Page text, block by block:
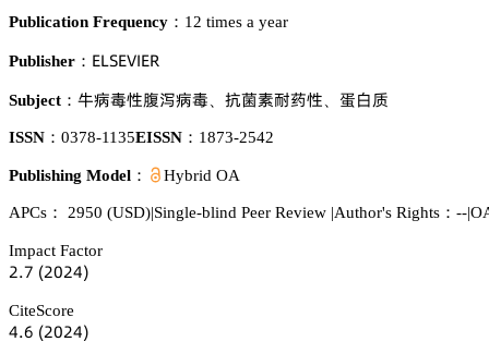
Publication Frequency： 12 times a year
Publisher： 乊欄偌乊妯喊乊葤
Subject： 钐緺澣焬㫡晑緺澣 荣㮈㙢坉㶕焬 訥骏魉
ISSN： 0378-1135EISSN： 1873-2542
Publishing Model： Hybrid OA
APCs： 2950 (USD)|Single-blind Peer Review |Author's Rights：--|
Impact Factor
缗.篫 (缗蔡缗鋺)
CiteScore
鋺.炆 (缗蔡缗鋺)